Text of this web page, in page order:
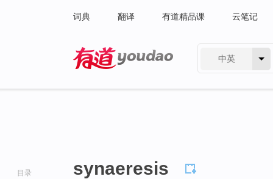
词典 翻译 有道精品课 云笔记
中英
目录 synaeresis